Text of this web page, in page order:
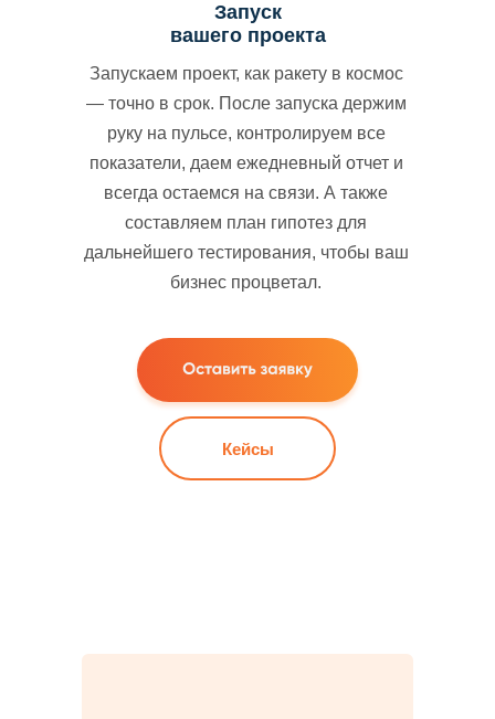
Запуск
вашего проекта
Запускаем проект, как ракету в космос
— точно в срок. После запуска держим
руку на пульсе, контролируем все
показатели, даем ежедневный отчет и
всегда остаемся на связи. А также
составляем план гипотез для
дальнейшего тестирования, чтобы ваш
бизнес процветал.
Кейсы